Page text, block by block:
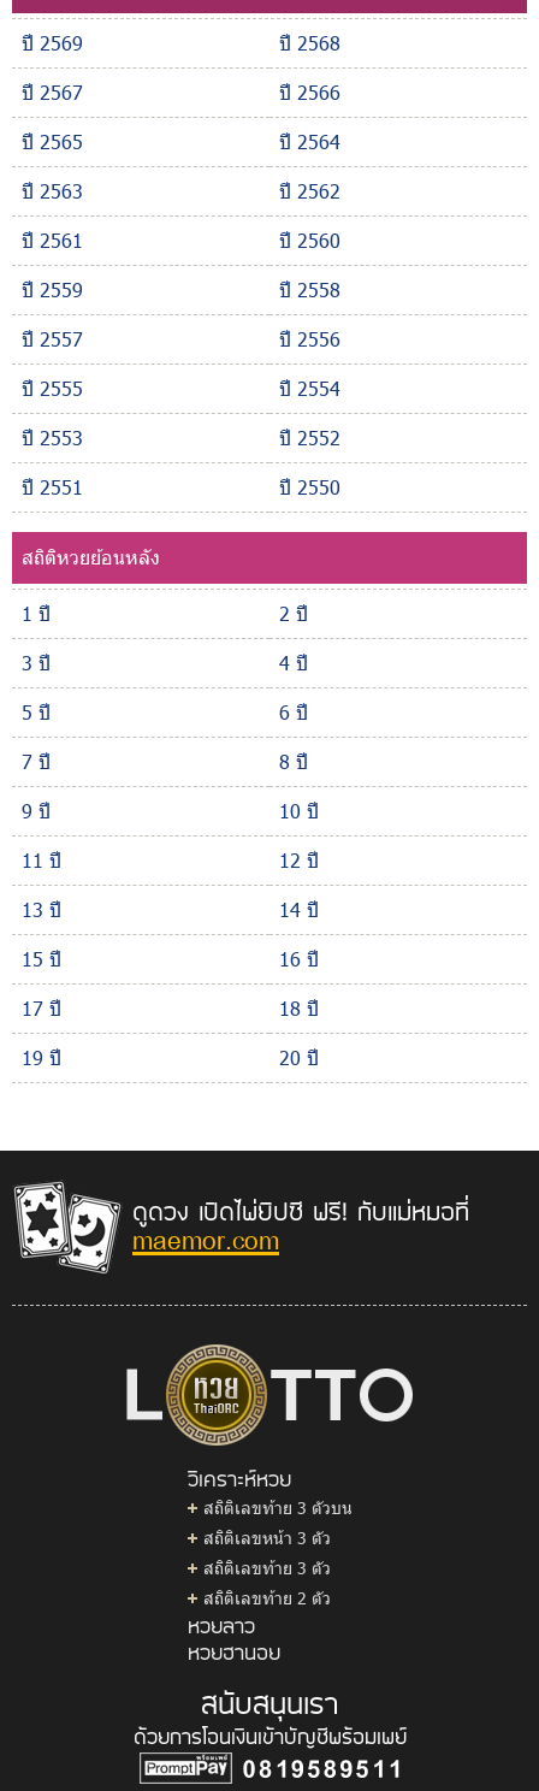
ปี 2569
ปี 2568
ปี 2567
ปี 2566
ปี 2565
ปี 2564
ปี 2563
ปี 2562
ปี 2561
ปี 2560
ปี 2559
ปี 2558
ปี 2557
ปี 2556
ปี 2555
ปี 2554
ปี 2553
ปี 2552
ปี 2551
ปี 2550
สถิติหวยย้อนหลัง
1 ปี
2 ปี
3 ปี
4 ปี
5 ปี
6 ปี
7 ปี
8 ปี
9 ปี
10 ปี
11 ปี
12 ปี
13 ปี
14 ปี
15 ปี
16 ปี
17 ปี
18 ปี
19 ปี
20 ปี
ดูดวง เปิดไพ่ยิปซี ฟรี! กับแม่หมอที่
maemor.com
วิเคราะห์หวย
สถิติเลขท้าย 3 ตัวบน
สถิติเลขหน้า 3 ตัว
สถิติเลขท้าย 3 ตัว
สถิติเลขท้าย 2 ตัว
หวยลาว
หวยฮานอย
สนับสนุนเรา
ด้วยการโอนเงินเข้าบัญชีพร้อมเพย์